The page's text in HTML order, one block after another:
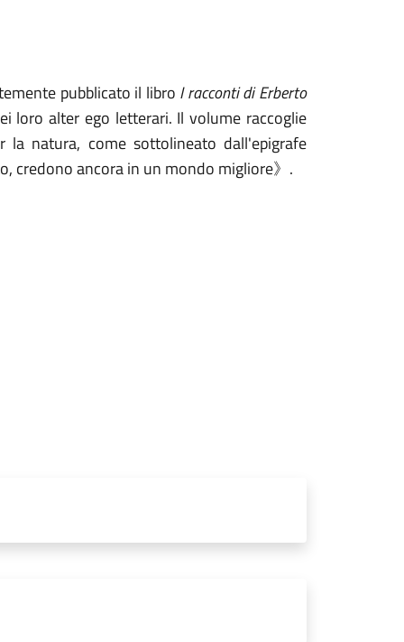
pubblicato il libro I racconti di Erberto
loro alter ego letterari. Il volume raccoglie
natura, come sottolineato dall'epigrafe
credono ancora in un mondo migliore》.